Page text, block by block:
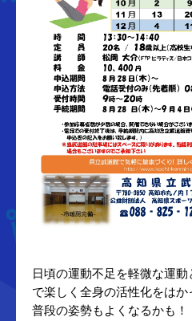
日頃の運動不足を軽微な運
で楽しく全身の活性化をはか
普段の姿勢もよくなるかも！